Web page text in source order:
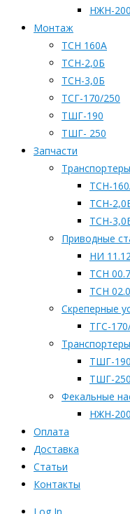
НЖН-
Монтаж
ТСН 160А
ТСН-2,0Б
ТСН-3,0Б
ТСГ-170/250
ТШГ-190
ТШГ- 250
Запчасти
ТСН-
ТСН-
ТСН-
Приводные
НИ 11.12
ТСН
ТСН
Скреперные
ТГС-
ТШГ-190
ТШГ-250
Фекальные
НЖН-
Оплата
Доставка
Статьи
Контакты